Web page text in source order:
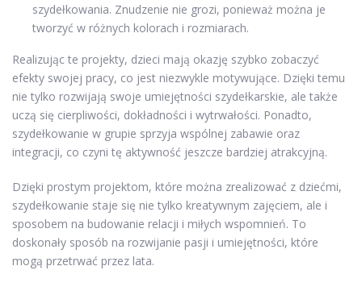
szydełkowania. Znudzenie nie grozi, ponieważ można je
tworzyć w różnych kolorach i rozmiarach.
Realizując te projekty, dzieci mają okazję szybko zobaczyć
efekty swojej pracy, co jest niezwykle motywujące. Dzięki temu
nie tylko rozwijają swoje umiejętności szydełkarskie, ale także
uczą się cierpliwości, dokładności i wytrwałości. Ponadto,
szydełkowanie w grupie sprzyja wspólnej zabawie oraz
integracji, co czyni tę aktywność jeszcze bardziej atrakcyjną.
Dzięki prostym projektom, które można zrealizować z dziećmi,
szydełkowanie staje się nie tylko kreatywnym zajęciem, ale i
sposobem na budowanie relacji i miłych wspomnień. To
doskonały sposób na rozwijanie pasji i umiejętności, które
mogą przetrwać przez lata.